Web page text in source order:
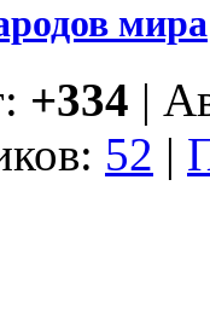
мира
+334 |
52 |